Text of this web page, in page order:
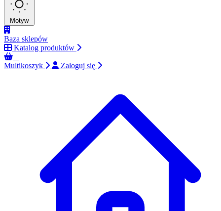
Motyw
Baza sklepów
Katalog produktów
Multikoszyk
Zaloguj się